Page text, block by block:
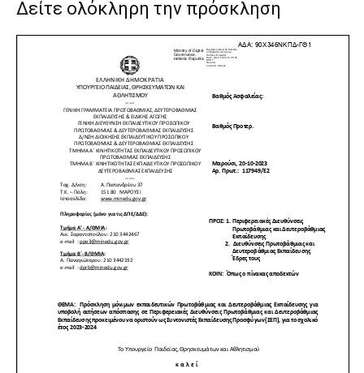
Δείτε ολόκληρη την πρόσκληση